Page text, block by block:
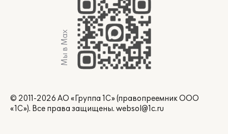
Мы в Max
© 2011-2026 АО «Группа 1С» (правопреемник ООО
«1С»). Все права защищены. websol@1c.ru